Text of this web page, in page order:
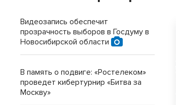
Видеозапись обеспечит
прозрачность выборов в Госдуму в
Новосибирской области
В память о подвиге: «Ростелеком»
проведет кибертурнир «Битва за
Москву»